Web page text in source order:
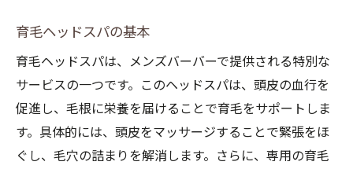
育毛ヘッドスパの基本
育毛ヘッドスパは、メンズバーバーで提供される特別な
サービスの一つです。このヘッドスパは、頭皮の血行を
促進し、毛根に栄養を届けることで育毛をサポートしま
す。具体的には、頭皮をマッサージすることで緊張をほ
ぐし、毛穴の詰まりを解消します。さらに、専用の育毛